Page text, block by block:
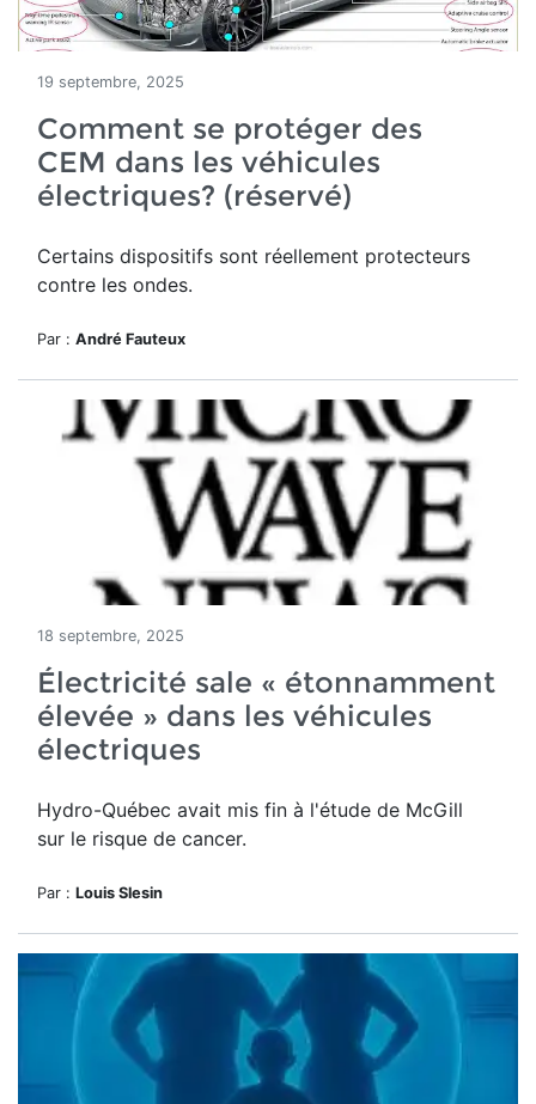
19 septembre, 2025
Comment se protéger des
CEM dans les véhicules
électriques? (réservé)
Certains dispositifs sont réellement protecteurs
contre les ondes.
Par : André Fauteux
18 septembre, 2025
Électricité sale « étonnamment
élevée » dans les véhicules
électriques
Hydro-Québec avait mis fin à l'étude de McGill
sur le risque de cancer.
Par : Louis Slesin